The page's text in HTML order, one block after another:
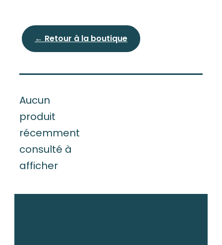
← Retour à la boutique
Aucun
produit
récemment
consulté à
afficher